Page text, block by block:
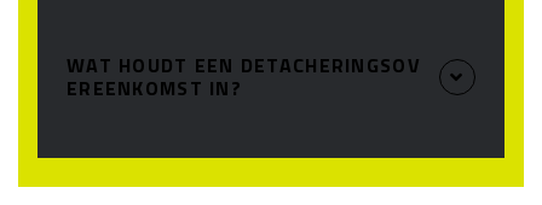
WAT HOUDT EEN DETACHERINGSOV
EREENKOMST IN?